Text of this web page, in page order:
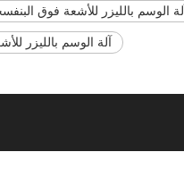
آلة الوسم بالليزر للأشعة فوق
آلة الوسم بالليزر